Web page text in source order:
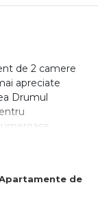
de
de 2 camere
apreciate
Drumul
avantaj rar